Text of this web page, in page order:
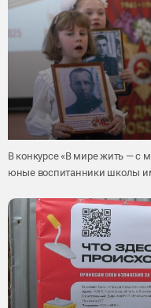
В конкурсе «В мире жить — с
юные воспитанники школы